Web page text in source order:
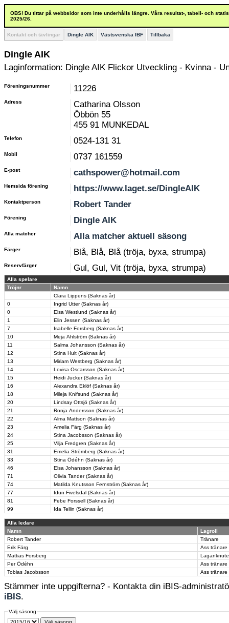
OBS! Du tittar på webbsidor som inte underhålls längre. Våra resultat-, tabell- och
2025/26.
Kontakt och tävlingar Dingle AIK Västsvenska IBF Tillbaka
Dingle AIK
Laginformation: Dingle AIK Flickor Utveckling - Kvinna -
Föreningsnummer 11226
Adress
Catharina Olsson
Öbbön 55
455 91 MUNKEDAL
Telefon 0524-131 31
Mobil 0737 161559
E-post cathspower@hotmail.com
Hemsida förening https://www.laget.se/DingleAIK
Kontaktperson Robert Tander
Förening Dingle AIK
Alla matcher Alla matcher aktuell säsong
Färger Blå, Blå, Blå (tröja, byxa, strumpa)
Reservfärger Gul, Gul, Vit (tröja, byxa, strumpa)
Alla spelare
Tröjnr
Namn
Clara Lippens (Saknas år)
0
Ingrid Utter (Saknas år)
0
Elsa Westlund (Saknas år)
1
Elin Jessen (Saknas år)
7
Isabelle Forsberg (Saknas år)
10
Meja Ahlström (Saknas år)
11
Salma Johansson (Saknas år)
12
Stina Hult (Saknas år)
13
Miriam Westberg (Saknas år)
14
Lovisa Oscarsson (Saknas år)
15
Heidi Jucker (Saknas år)
16
Alexandra Eklöf (Saknas år)
18
Mileja Knifsund (Saknas år)
20
Lindsay Ottsjö (Saknas år)
21
Ronja Andersson (Saknas år)
22
Alma Mattson (Saknas år)
23
Amelia Färg (Saknas år)
24
Stina Jacobsson (Saknas år)
25
Vilja Fredgren (Saknas år)
31
Emelia Strömberg (Saknas år)
33
Stina Ödéhn (Saknas år)
46
Elsa Johansson (Saknas år)
71
Olivia Tander (Saknas år)
74
Matilda Knutsson Fernström (Saknas år)
77
Idun Fivelsdal (Saknas år)
81
Febe Forssell (Saknas år)
99
Ida Tellin (Saknas år)
Alla ledare
Namn
Lagroll
Robert Tander
Tränare
Erik Färg
Ass tränare
Mattias Forsberg
Per Ödéhn
Ass tränare
Tobias Jacobsson
Ass tränare
Stämmer inte uppgifterna? - Kontakta din iBIS-
iBIS.
Välj säsong